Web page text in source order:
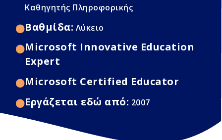
Καθηγητής Πληροφορικής
Βαθμίδα: Λύκειο
Microsoft Innovative Education
Expert
Microsoft Certified Educator
Εργάζεται εδώ από: 2007